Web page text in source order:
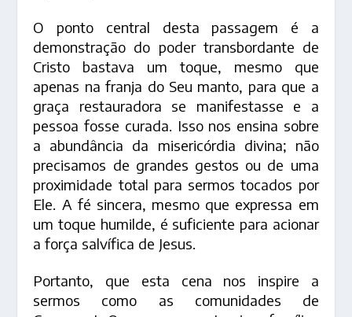
O ponto central desta passagem é a
demonstração do poder transbordante de
Cristo bastava um toque, mesmo que
apenas na franja do Seu manto, para que a
graça restauradora se manifestasse e a
pessoa fosse curada. Isso nos ensina sobre
a abundância da misericórdia divina; não
precisamos de grandes gestos ou de uma
proximidade total para sermos tocados por
Ele. A fé sincera, mesmo que expressa em
um toque humilde, é suficiente para acionar
a força salvífica de Jesus.
Portanto, que esta cena nos inspire a
sermos como as comunidades de